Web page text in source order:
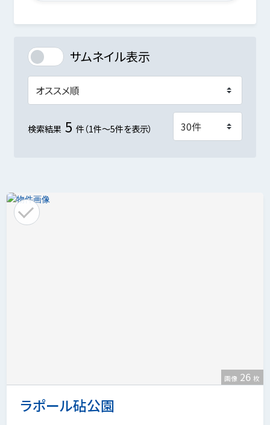
サムネイル表示
検索結果 5 件（1件～5件を表示）
ラポール砧公園
画像 26 枚